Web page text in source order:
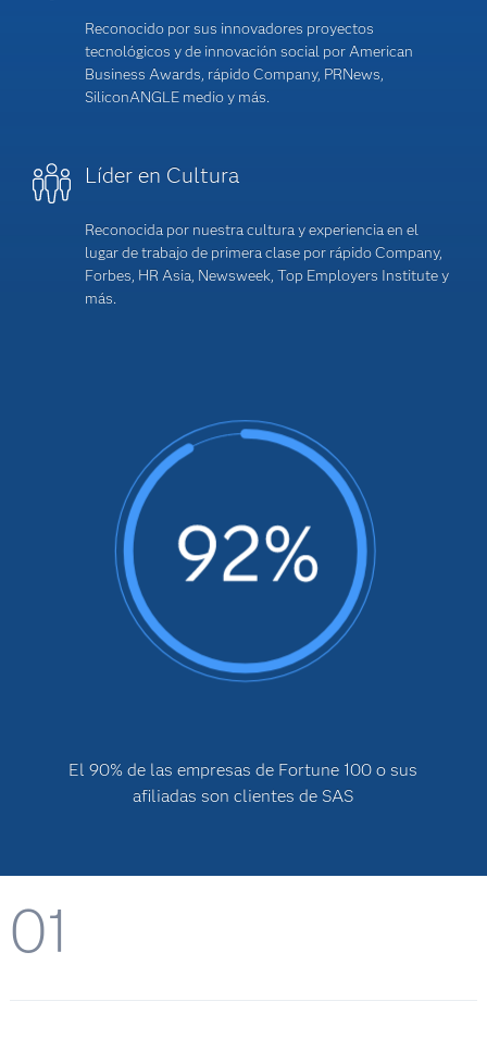
Reconocido por sus innovadores proyectos
tecnológicos y de innovación social por American
Business Awards, rápido Company, PRNews,
SiliconANGLE medio y más.
Líder en Cultura
Reconocida por nuestra cultura y experiencia en el
lugar de trabajo de primera clase por rápido Company,
Forbes, HR Asia, Newsweek, Top Employers Institute y
más.
El 90% de las empresas de Fortune 100 o sus
afiliadas son clientes de SAS
01